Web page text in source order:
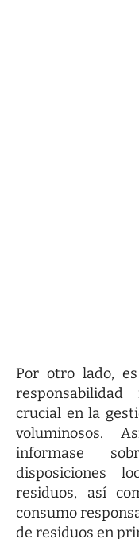
Por otro lado,
crucial en la
voluminosos.
informase
disposiciones
residuos, así
consumo
de residuos en